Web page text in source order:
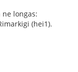
longas:
(hei1).